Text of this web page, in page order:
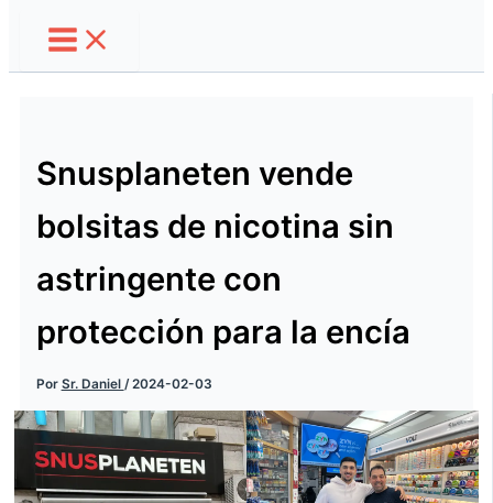
Snusplaneten vende
bolsitas de nicotina sin
astringente con
protección para la encía
Por Sr. Daniel /2024-02-03